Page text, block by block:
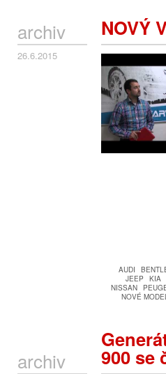
NOVÝ
archiv
26.6.2015
AUDI
JEEP
KIA
NISSAN
NOVÉ
900 se
archiv